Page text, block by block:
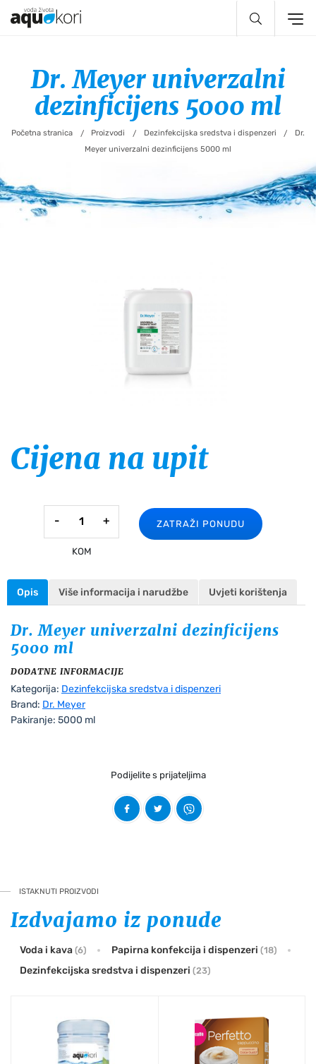
Dr. Meyer univerzalni
dezinficijens 5000 ml
Početna stranica / Proizvodi / Dezinfekcijska sredstva i dispenzeri /
Dr.
Meyer univerzalni dezinficijens 5000 ml
Cijena na upit
-
univerzalni
ml
+
KOM
ZATRAŽI PONUDU
Opis Više informacija i narudžbe Uvjeti korištenja
Dr. Meyer univerzalni dezinficijens
5000 ml
DODATNE INFORMACIJE
Kategorija: Dezinfekcijska sredstva i dispenzeri
Brand: Dr. Meyer
Pakiranje: 5000 ml
Podijelite s prijateljima
ISTAKNUTI PROIZVODI
Izdvajamo iz ponude
Voda i kava (6) Papirna konfekcija i dispenzeri (18)
Dezinfekcijska sredstva i dispenzeri (23)